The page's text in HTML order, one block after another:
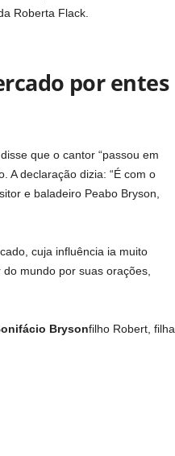
Roberta Flack.
por entes
que o cantor “passou em
A declaração dizia: “É com o
e baladeiro Peabo Bryson,
cuja influência ia muito
mundo por suas orações,
Brysonfilho Robert, filha